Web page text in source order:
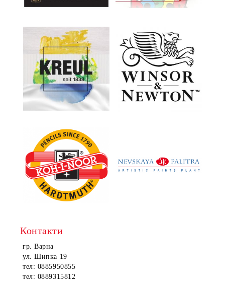
Контакти
гр. Варна
ул. Шипка 19
тел: 0885950855
тел: 0889315812